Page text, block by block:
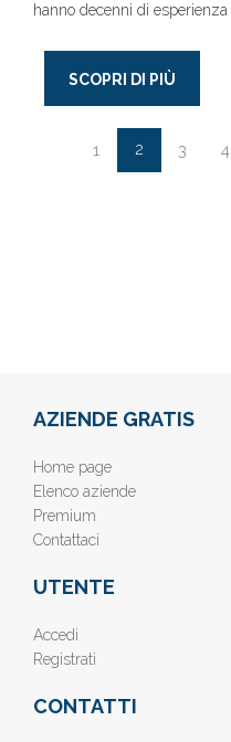
hanno decenni di esperienza ..
SCOPRI DI PIÙ
1 2 3 4
AZIENDE GRATIS
Home page
Elenco aziende
Premium
Contattaci
UTENTE
Accedi
Registrati
CONTATTI